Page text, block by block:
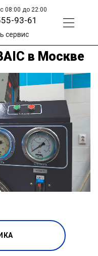
08:00 до 22:00
93-61
сервис
в Москве